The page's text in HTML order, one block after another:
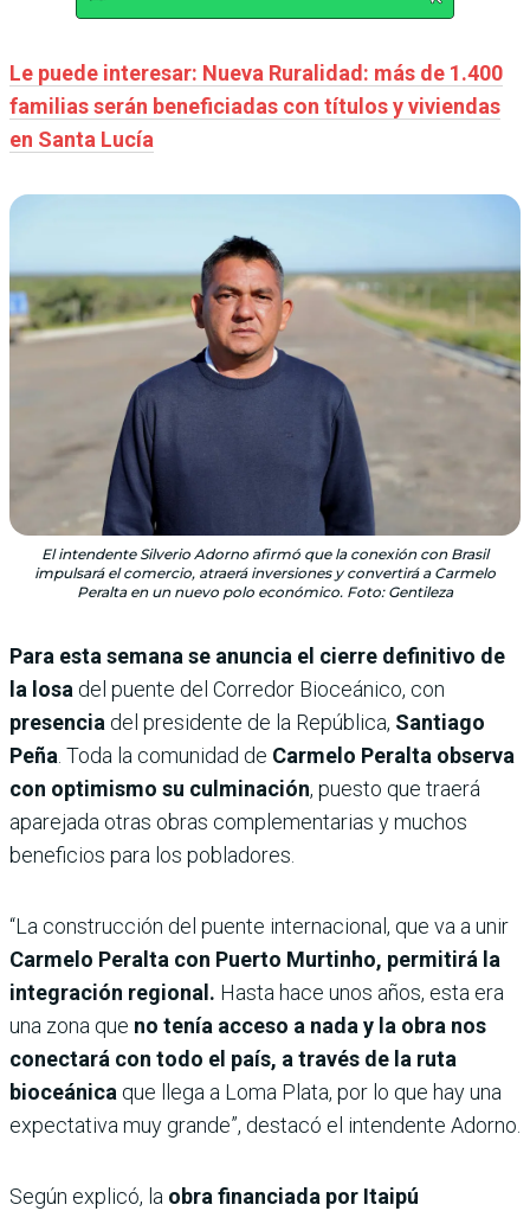
Le puede interesar: Nueva Ruralidad: más de 1.400
familias serán beneficiadas con títulos y viviendas
en Santa Lucía
El intendente Silverio Adorno afirmó que la conexión con Brasil
impulsará el comercio, atraerá inversiones y convertirá a Carmelo
Peralta en un nuevo polo económico. Foto: Gentileza
Para esta semana se anuncia el cierre definitivo de
la losa del puente del Corredor Bioceánico, con
presencia del presidente de la República, Santiago
Peña . Toda la comunidad de Carmelo Peralta observa
con optimismo su culminación, puesto que traerá
aparejada otras obras complementarias y muchos
beneficios para los pobladores.
“La construcción del puente internacional, que va a unir
Carmelo Peralta con Puerto Murtinho, permitirá la
integración regional. Hasta hace unos años, esta era
una zona que no tenía acceso a nada y la obra nos
conectará con todo el país, a través de la ruta
bioceánica que llega a Loma Plata, por lo que hay una
expectativa muy grande”, destacó el intendente Adorno.
Según explicó, la obra financiada por Itaipú